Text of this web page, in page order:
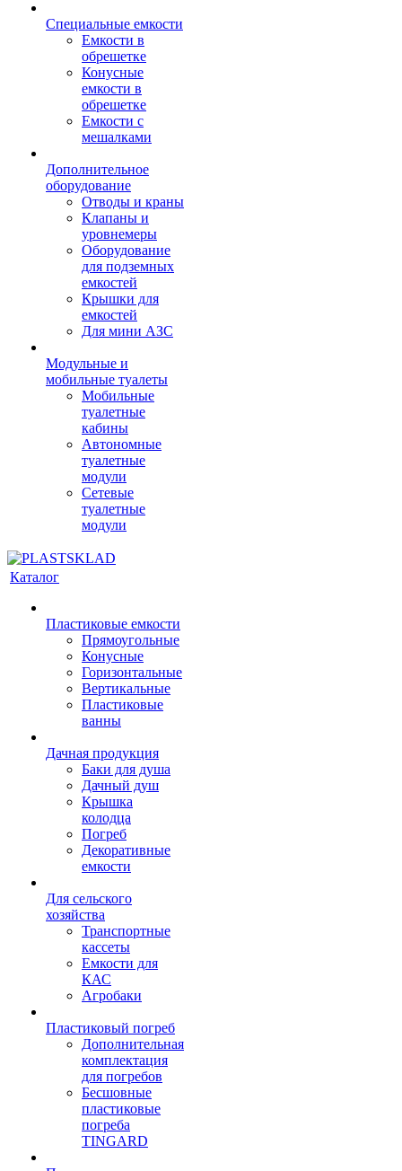
Специальные емкости
Емкости в
обрешетке
Конусные
емкости в
обрешетке
Емкости с
мешалками
Дополнительное
оборудование
Отводы и краны
Клапаны и
уровнемеры
Оборудование
для подземных
емкостей
Крышки для
емкостей
Для мини АЗС
Модульные и
мобильные туалеты
Мобильные
туалетные
кабины
Автономные
туалетные
модули
Сетевые
туалетные
модули
Каталог
Пластиковые емкости
Прямоугольные
Конусные
Горизонтальные
Вертикальные
Пластиковые
ванны
Дачная продукция
Баки для душа
Дачный душ
Крышка
колодца
Погреб
Декоративные
емкости
Для сельского
хозяйства
Транспортные
кассеты
Емкости для
КАС
Агробаки
Пластиковый погреб
Дополнительная
комплектация
для погребов
Бесшовные
пластиковые
погреба
TINGARD